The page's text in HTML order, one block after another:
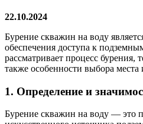
22.10.2024
Бурение скважин на воду
обеспечения доступа к
рассматривает процесс бурения,
также особенности выбора
1. Определение и
Бурение скважин на воду — это